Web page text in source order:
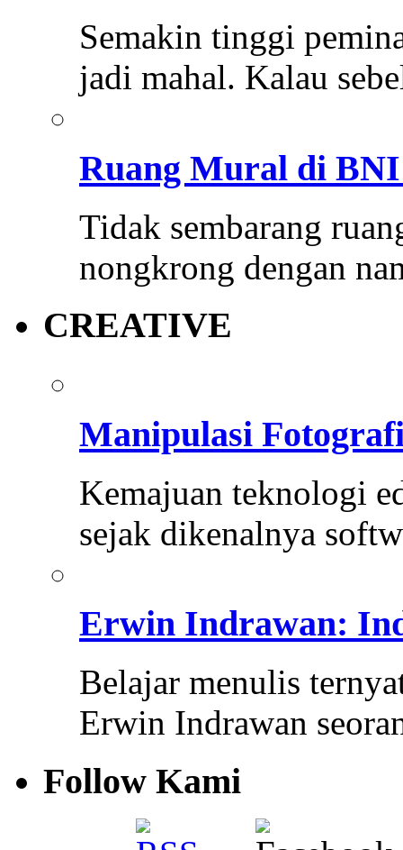
Semakin tinggi
jadi mahal. Kalau
Ruang Mural di BNI
Tidak sembarang
nongkrong dengan
CREATIVE
Manipulasi
Kemajuan teknologi
sejak dikenalnya
Erwin Indrawan:
Belajar menulis
Erwin Indrawan
Follow Kami